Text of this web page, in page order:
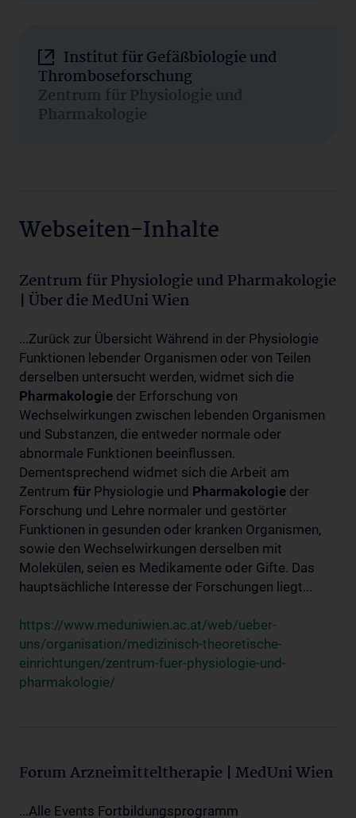
Institut für Gefäßbiologie und
Thromboseforschung
Zentrum für Physiologie und
Pharmakologie
Webseiten-Inhalte
Zentrum für Physiologie und Pharmakologie
| Über die MedUni Wien
...Zurück zur Übersicht Während in der Physiologie
Funktionen lebender Organismen oder von Teilen
derselben untersucht werden, widmet sich die
Pharmakologie der Erforschung von
Wechselwirkungen zwischen lebenden Organismen
und Substanzen, die entweder normale oder
abnormale Funktionen beeinflussen.
Dementsprechend widmet sich die Arbeit am
Zentrum für Physiologie und Pharmakologie der
Forschung und Lehre normaler und gestörter
Funktionen in gesunden oder kranken Organismen,
sowie den Wechselwirkungen derselben mit
Molekülen, seien es Medikamente oder Gifte. Das
hauptsächliche Interesse der Forschungen liegt...
https://www.meduniwien.ac.at/web/ueber-
uns/organisation/medizinisch-theoretische-
einrichtungen/zentrum-fuer-physiologie-und-
pharmakologie/
Forum Arzneimitteltherapie | MedUni Wien
...Alle Events Fortbildungsprogramm